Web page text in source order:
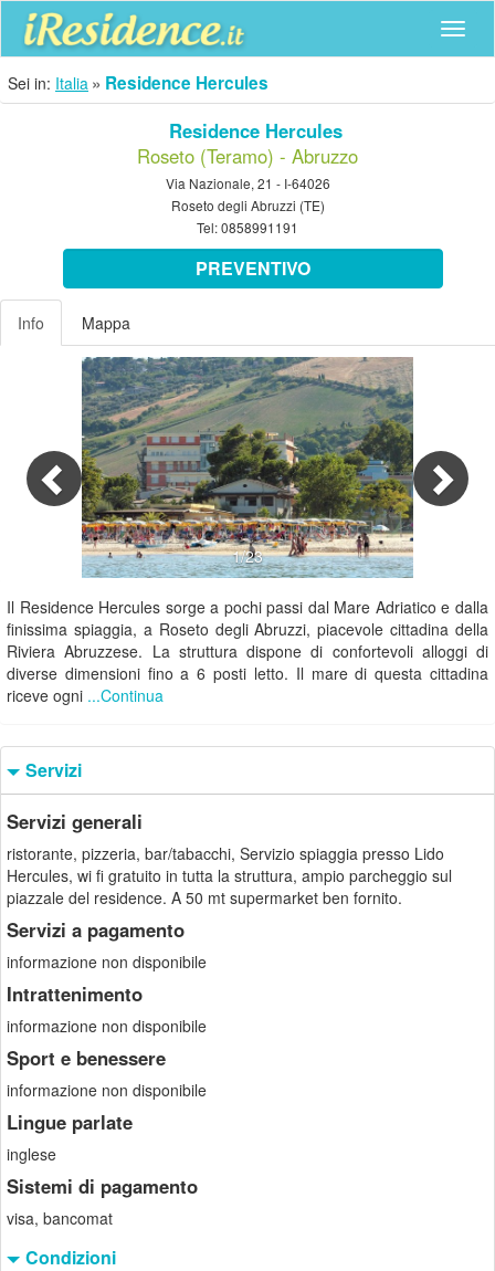
Sei in: Italia Residence Hercules
Residence Hercules
Roseto (Teramo) - Abruzzo
Via Nazionale, 21 - I-64026
Roseto degli Abruzzi (TE)
Tel:0858991191
PREVENTIVO
Info Mappa
1/23
Previous
Il Residence Hercules sorge a pochi passi dal Mare Adriatico e dalla
finissima spiaggia, a Roseto degli Abruzzi, piacevole cittadina della
Riviera Abruzzese. La struttura dispone di confortevoli alloggi di
diverse dimensioni fino a 6 posti letto. Il mare di questa cittadina
riceve ogni ...Continua
Servizi
Servizi generali
ristorante, pizzeria, bar/tabacchi, Servizio spiaggia presso Lido
Hercules, wi fi gratuito in tutta la struttura, ampio parcheggio sul
piazzale del residence. A 50 mt supermarket ben fornito.
Servizi a pagamento
informazione non disponibile
Intrattenimento
informazione non disponibile
Sport e benessere
informazione non disponibile
Lingue parlate
inglese
Sistemi di pagamento
visa, bancomat
Condizioni